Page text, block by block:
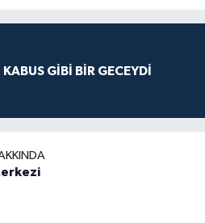
KABUS GİBİ BİR GECEYDİ